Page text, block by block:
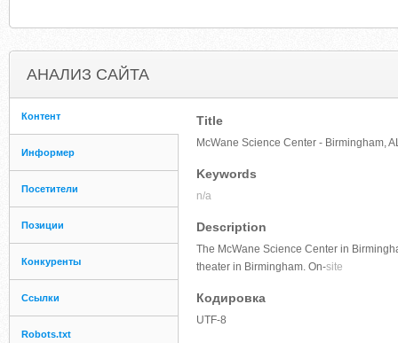
АНАЛИЗ САЙТА
Контент
Информер
Посетители
Позиции
Конкуренты
Ссылки
Robots.txt
Title
McWane Science Center - Birmingham,
Keywords
n/a
Description
The McWane Science Center in
theater in Birmingham. On-site
Кодировка
UTF-8